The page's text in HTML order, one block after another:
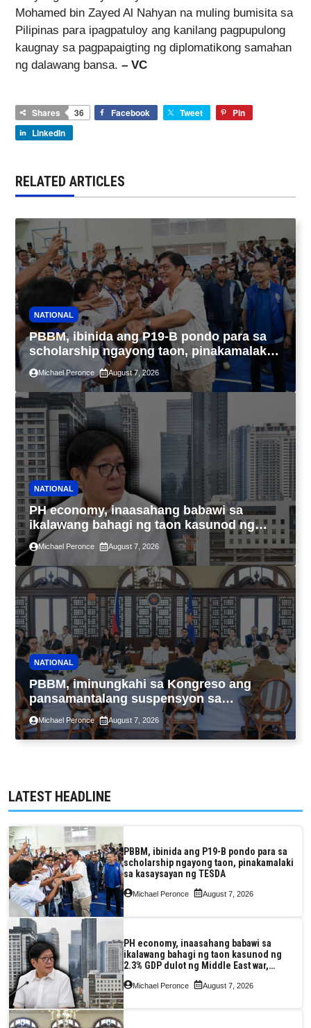
Mohamed bin Zayed Al Nahyan na muling bumisita sa
Pilipinas para ipagpatuloy ang kanilang pagpupulong
kaugnay sa pagpapaigting ng diplomatikong samahan
ng dalawang bansa. – VC
Shares 36 Facebook Tweet
Pin
LinkedIn
RELATED ARTICLES
NATIONAL
PBBM, ibinida ang P19-B pondo para sa
scholarship ngayong taon, pinakamalaki
sa kasaysayan ng TESDA
Michael Peronce August 7, 2026
NATIONAL
PH economy, inaasahang babawi sa
ikalawang bahagi ng taon kasunod ng
2.3% GDP dulot ng Middle East war,
pagkaantala ng public construction
Michael Peronce August 7, 2026
NATIONAL
PBBM, iminungkahi sa Kongreso ang
pansamantalang suspensyon sa
pagpapatupad ng Real Property Valuation
and Assessment Reform Act
Michael Peronce August 7, 2026
LATEST HEADLINE
PBBM, ibinida ang P19-B pondo para sa
scholarship ngayong taon, pinakamalaki
sa kasaysayan ng TESDA
Michael Peronce August 7, 2026
PH economy, inaasahang babawi sa
ikalawang bahagi ng taon kasunod ng
2.3% GDP dulot ng Middle East war,
pagkaantala ng public construction
Michael Peronce August 7, 2026